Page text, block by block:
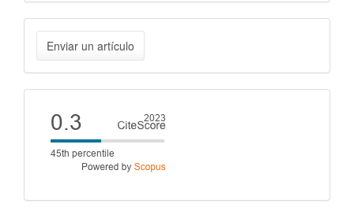
Enviar
un
artículo
Enviar un artículo
Cite
score